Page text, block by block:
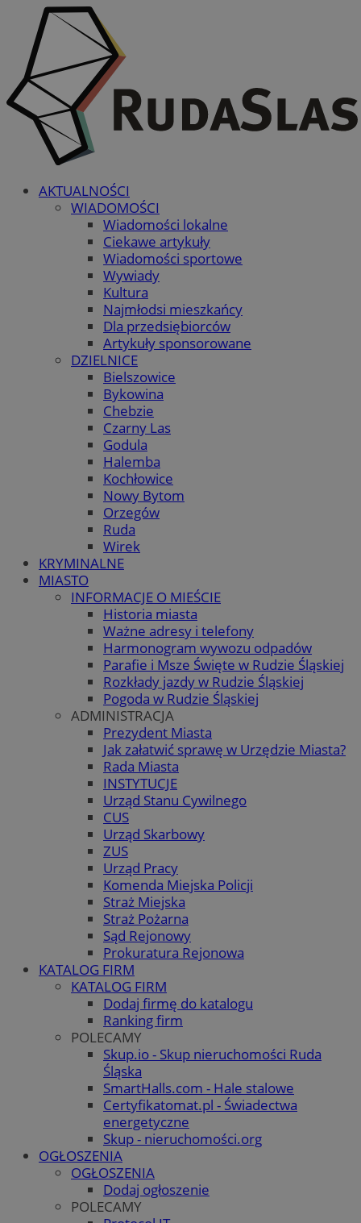
AKTUALNOŚCI
WIADOMOŚCI
Wiadomości lokalne
Ciekawe artykuły
Wiadomości sportowe
Wywiady
Kultura
Najmłodsi mieszkańcy
Dla przedsiębiorców
Artykuły sponsorowane
DZIELNICE
Bielszowice
Bykowina
Chebzie
Czarny Las
Godula
Halemba
Kochłowice
Nowy Bytom
Orzegów
Ruda
Wirek
KRYMINALNE
MIASTO
INFORMACJE O MIEŚCIE
Historia miasta
Ważne adresy i telefony
Harmonogram wywozu odpadów
Parafie i Msze Święte w Rudzie Śląskiej
Rozkłady jazdy w Rudzie Śląskiej
Pogoda w Rudzie Śląskiej
ADMINISTRACJA
Prezydent Miasta
Jak załatwić sprawę w Urzędzie Miasta?
Rada Miasta
INSTYTUCJE
Urząd Stanu Cywilnego
CUS
Urząd Skarbowy
ZUS
Urząd Pracy
Komenda Miejska Policji
Straż Miejska
Straż Pożarna
Sąd Rejonowy
Prokuratura Rejonowa
KATALOG FIRM
KATALOG FIRM
Dodaj firmę do katalogu
Ranking firm
POLECAMY
Skup.io - Skup nieruchomości Ruda
Śląska
SmartHalls.com - Hale stalowe
Certyfikatomat.pl - Świadectwa
energetyczne
Skup - nieruchomości.org
OGŁOSZENIA
OGŁOSZENIA
Dodaj ogłoszenie
POLECAMY